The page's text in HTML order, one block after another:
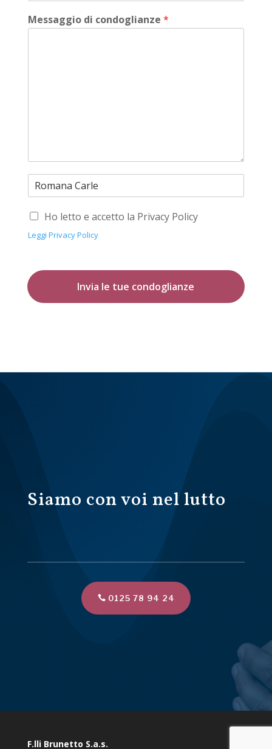
Messaggio di condoglianze *
Ho letto e accetto la Privacy Policy
Leggi Privacy Policy
Invia le tue condoglianze
Siamo con voi nel lutto
0125 78 94 24
F.lli Brunetto S.a.s.